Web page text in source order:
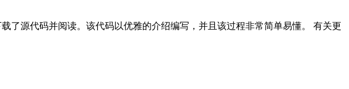
了源代码并阅读。该代码以优雅的介绍编写，并且该过程非常简单易懂。 有关更